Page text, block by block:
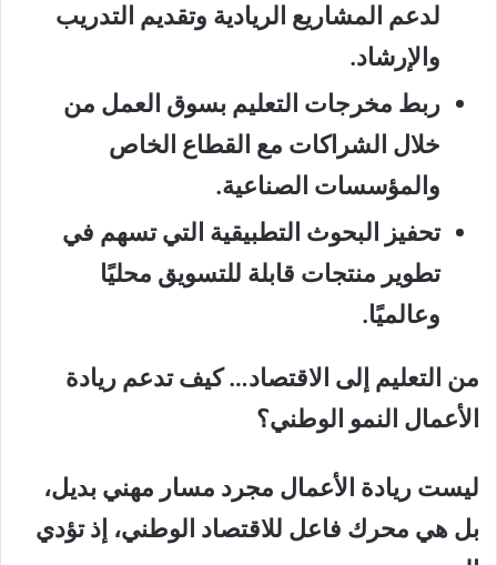
لدعم المشاريع الريادية وتقديم التدريب
والإرشاد.
ربط مخرجات التعليم بسوق العمل من
خلال الشراكات مع القطاع الخاص
والمؤسسات الصناعية.
تحفيز البحوث التطبيقية التي تسهم في
تطوير منتجات قابلة للتسويق محليًا
وعالميًا.
من التعليم إلى الاقتصاد… كيف تدعم ريادة
الأعمال النمو الوطني؟
ليست ريادة الأعمال مجرد مسار مهني بديل،
بل هي محرك فاعل للاقتصاد الوطني، إذ تؤدي